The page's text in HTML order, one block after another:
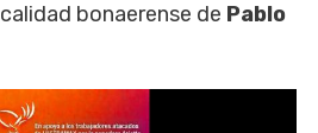
bonaerense de Pablo